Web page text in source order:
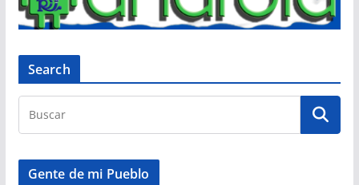
Search
Gente de mi Pueblo